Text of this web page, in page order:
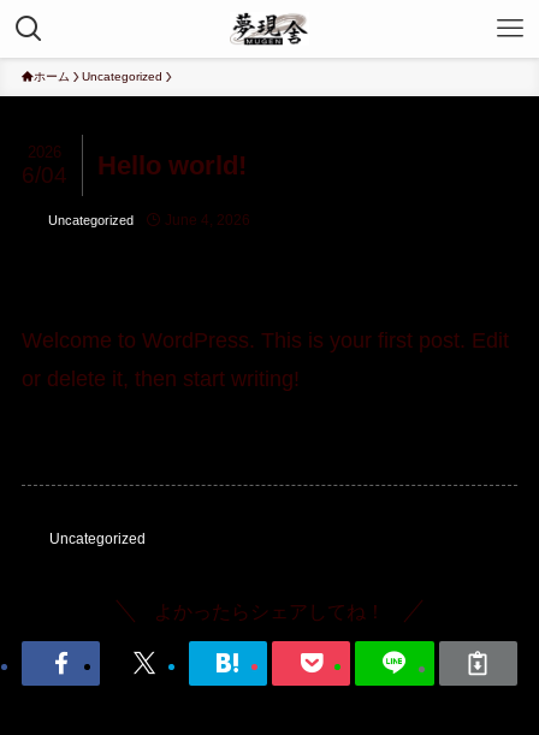
ホーム Uncategorized
Hello world!
2026
6/04
Uncategorized June 4, 2026
Welcome to WordPress. This is your first post. Edit
or delete it, then start writing!
Uncategorized
よかったらシェアしてね！